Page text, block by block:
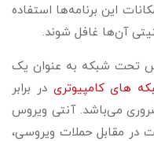
این برنامه‌ها استفاده
آن‌ها غافل شوند.
تحت شبکه به عنوان یک
های کامپیوتری در برابر
می‌باشد. آنتی ویروس
در مقابل حملات ویروسی،